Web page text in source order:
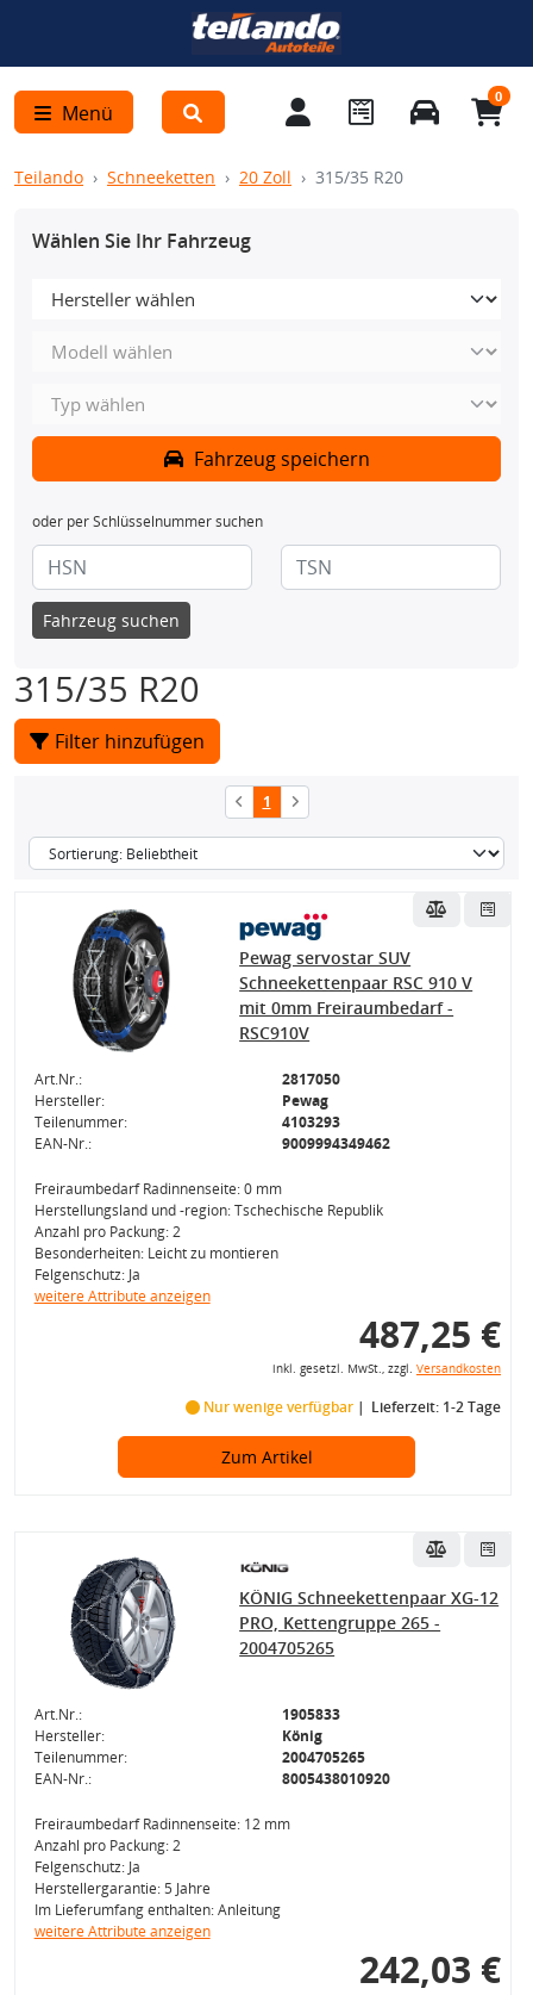
Menü
0
Teilando Schneeketten 20 Zoll 315/35 R20
Wählen Sie Ihr Fahrzeug
Fahrzeug speichern
oder per Schlüsselnummer suchen
Fahrzeug suchen
315/35 R20
Filter hinzufügen
1
Pewag servostar SUV
Schneekettenpaar RSC 910 V
mit 0mm Freiraumbedarf -
RSC910V
Art.Nr.:
2817050
Hersteller:
Pewag
Teilenummer:
4103293
EAN-Nr.:
9009994349462
Freiraumbedarf Radinnenseite: 0 mm
Herstellungsland und -region: Tschechische Republik
Anzahl pro Packung: 2
Besonderheiten: Leicht zu montieren
Felgenschutz: Ja
weitere Attribute anzeigen
487,25 €
inkl. gesetzl. MwSt., zzgl. Versandkosten
Nur wenige verfügbar Lieferzeit: 1-2 Tage
Zum Artikel
KÖNIG Schneekettenpaar XG-12
PRO, Kettengruppe 265 -
2004705265
Art.Nr.:
1905833
Hersteller:
König
Teilenummer:
2004705265
EAN-Nr.:
8005438010920
Freiraumbedarf Radinnenseite: 12 mm
Anzahl pro Packung: 2
Felgenschutz: Ja
Herstellergarantie: 5 Jahre
Im Lieferumfang enthalten: Anleitung
weitere Attribute anzeigen
242,03 €